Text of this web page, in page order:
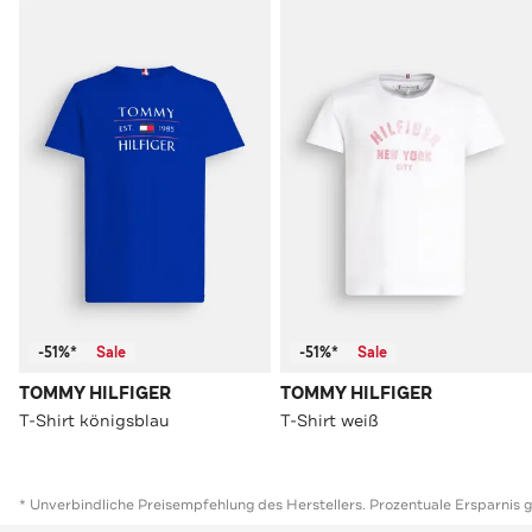
-51%* Sale
TOMMY HILFIGER
T-Shirt königsblau
-51%* Sale
TOMMY HILFIGER
T-Shirt weiß
* Unverbindliche Preisempfehlung des Herstellers. Prozentuale Ersparnis